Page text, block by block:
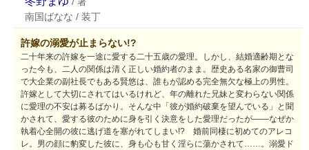
南国ばなな / 装丁
許嫁の溺愛が止まらない!?
二十年来の許嫁を一途に愛する二十五歳の愛理。しかし、結婚適齢期とな
った今も、二人の関係は清く正しい婚約者のまま。歴史ある名家の御曹司
で大企業の副社長でもある賢悠は、誰もが認める完全無欠な極上の男性。
許嫁として大切にされてはいるけれど、年の離れた兄妹と変わらない関係
に愛理の不安は募るばかり。そんな中「彼が婚約破棄を望んでいる」と聞
かされて、愛する彼のために身を引く決意をした愛理だったが――なぜか
執着心全開の彼に逃げ道を塞がれてしまい!? 婚前同棲に初めてのアレコ
レ。男の顔に豹変した彼に、身も心も甘く淫らに蕩かされて……。溺愛ド